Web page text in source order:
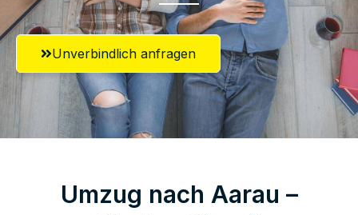
Unverbindlich anfragen
Umzug nach Aarau –